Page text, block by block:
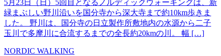
5月23日（日）5回目となるノルディックウォーキングは、新
緑まぶしい野川沿いを国分寺から深大寺まで約10km歩きま
した。 野川は、国分寺の日立製作所敷地内の水源から二子
玉川で多摩川に合流するまでの全長約20kmの川。 幅 […]
NORDIC WALKING